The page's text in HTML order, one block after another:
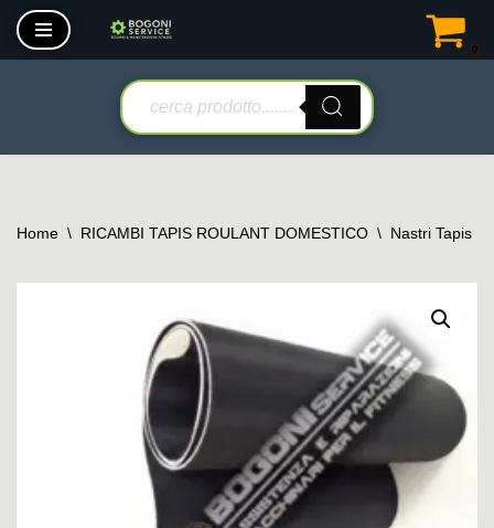
Vai
Home \ RICAMBI TAPIS ROULANT DOMESTICO \ Nastri Tapis